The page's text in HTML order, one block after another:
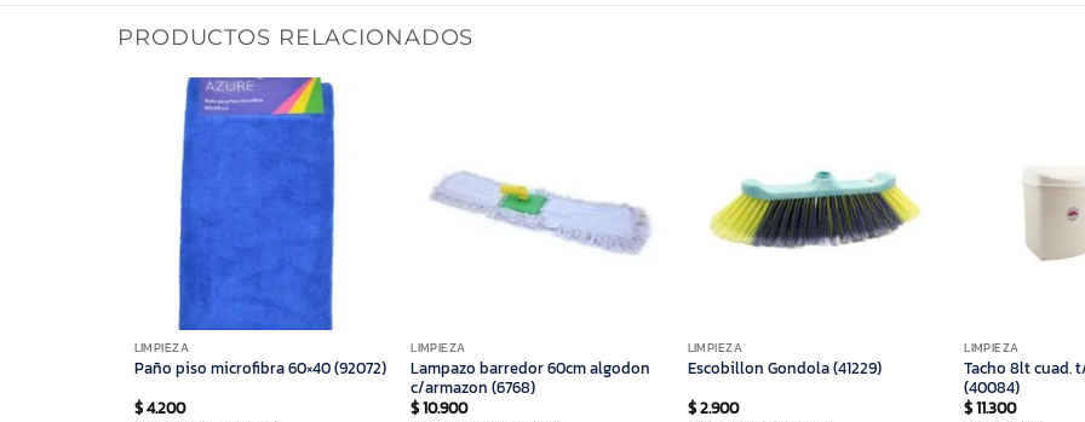
PRODUCTOS RELACIONADOS
LIMPIEZA
Paño piso microfibra 60×40 (92072)
$4.200
LIMPIEZA
Lampazo barredor 60cm algodon
c/armazon (6768)
$10.900
LIMPIEZA
Escobillon Gondola (41229)
$2.900
LIMPIEZA
Tacho 8lt cuad.
(40084)
$11.300